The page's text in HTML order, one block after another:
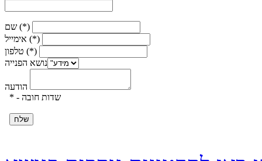
שם (*)
אימייל (*)
טלפון (*)
נושא הפנייה
הודעה
* - שדות חובה